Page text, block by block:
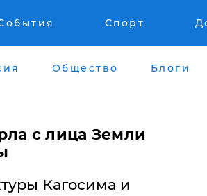
Спорт
Общество Блоги
с лица Земли
Кагосима и